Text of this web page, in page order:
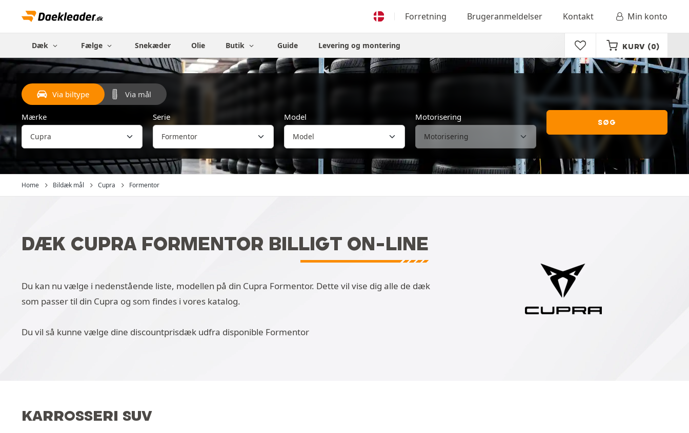
Forretning Brugeranmeldelser Kontakt Min konto
Dæk Fælge Snekæder Olie Butik Guide Levering og montering KURV (0)
Via biltype Via mål
Mærke Serie Model Motorisering
SØG
Home Bildæk mål Cupra Formentor
DÆK CUPRA FORMENTOR BILLIGT ON-LINE
Du kan nu vælge i nedenstående liste, modellen på din Cupra Formentor. Dette vil vise dig alle de dæk
som passer til din Cupra og som findes i vores katalog.
Du vil så kunne vælge dine discountprisdæk udfra disponible Formentor
KARROSSERI SUV